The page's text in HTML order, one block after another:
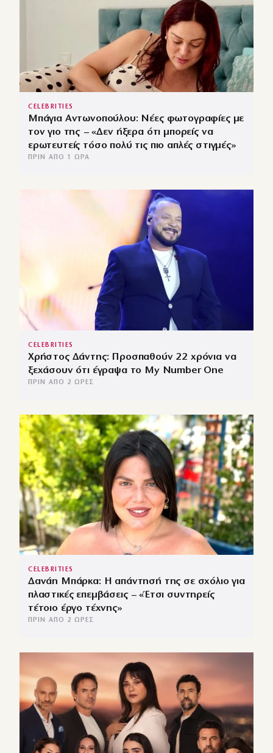
CELEBRITIES
Μπάγια Αντωνοπούλου: Νέες φωτογραφίες με
τον γιο της – «Δεν ήξερα ότι μπορείς να
ερωτευτείς τόσο πολύ τις πιο απλές στιγμές»
ΠΡΙΝ ΑΠΌ 1 ΏΡΑ
CELEBRITIES
Χρήστος Δάντης: Προσπαθούν 22 χρόνια να
ξεχάσουν ότι έγραψα το My Number One
ΠΡΙΝ ΑΠΌ 2 ΏΡΕΣ
CELEBRITIES
Δανάη Μπάρκα: Η απάντησή της σε σχόλιο για
πλαστικές επεμβάσεις – «Έτσι συντηρείς
τέτοιο έργο τέχνης»
ΠΡΙΝ ΑΠΌ 2 ΏΡΕΣ